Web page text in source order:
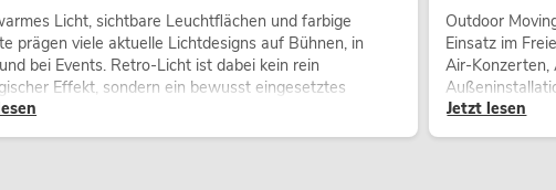
Licht, sichtbare Leuchtflächen und farbige
prägen viele aktuelle Lichtdesigns auf Bühnen, in
bei Events. Retro-Licht ist dabei kein rein
Effekt, sondern ein bewusst eingesetztes
Es schafft Atmosphäre, gibt Szenen
und kann technische LED-Setups emotionaler
Outdoor
Einsatz im
Air-Konzerten,
Jetzt lesen